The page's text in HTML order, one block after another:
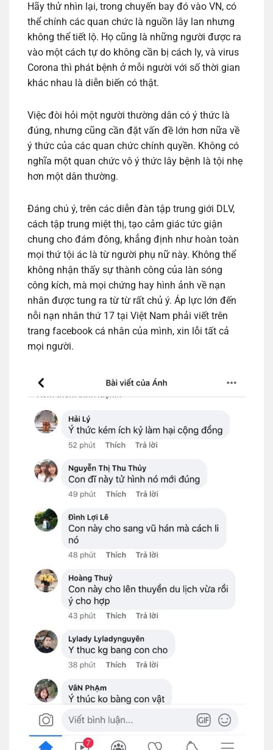
Hãy thử nhìn lại, trong chuyến bay đó vào VN, có
thể chính các quan chức là nguồn lây lan nhưng
không thể tiết lộ. Họ cũng là những người được ra
vào một cách tự do không cần bị cách ly, và virus
Corona thì phát bệnh ở mỗi người với số thời gian
khác nhau là diễn biến có thật.
Việc đòi hỏi một người thường dân có ý thức là
đúng, nhưng cũng cần đặt vấn đề lớn hơn nữa về
ý thức của các quan chức chính quyền. Không có
nghĩa một quan chức vô ý thức lây bệnh là tội nhẹ
hơn một dân thường.
Đáng chú ý, trên các diễn đàn tập trung giới DLV,
cách tập trung miệt thị, tạo cảm giác tức giận
chung cho đám đông, khẳng định như hoàn toàn
mọi thứ tội ác là từ người phụ nữ này. Không thể
không nhận thấy sự thành công của làn sóng
công kích, mà mọi chứng hay hình ảnh về nạn
nhân được tung ra từ từ rất chủ ý. Áp lực lớn đến
nỗi nạn nhân thứ 17 tại Việt Nam phải viết trên
trang facebook cá nhân của mình, xin lỗi tất cả
mọi người.